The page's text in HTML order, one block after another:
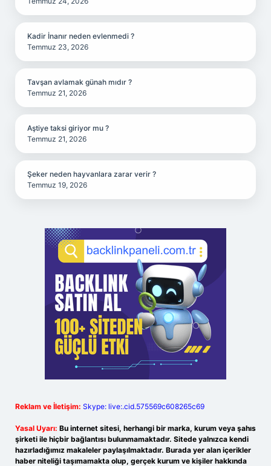
Kadir İnanır neden evlenmedi ?
Temmuz 23, 2026
Tavşan avlamak günah mıdır ?
Temmuz 21, 2026
Aştiye taksi giriyor mu ?
Temmuz 21, 2026
Şeker neden hayvanlara zarar verir ?
Temmuz 19, 2026
Reklam ve İletişim: Skype: live:.cid.575569c608265c69
Yasal Uyarı: Bu internet sitesi, herhangi bir marka, kurum veya şahıs
şirketi ile hiçbir bağlantısı bulunmamaktadır. Sitede yalnızca kendi
hazırladığımız makaleler paylaşılmaktadır. Burada yer alan içerikler
haber niteliği taşımamakta olup, gerçek kurum ve kişiler hakkında